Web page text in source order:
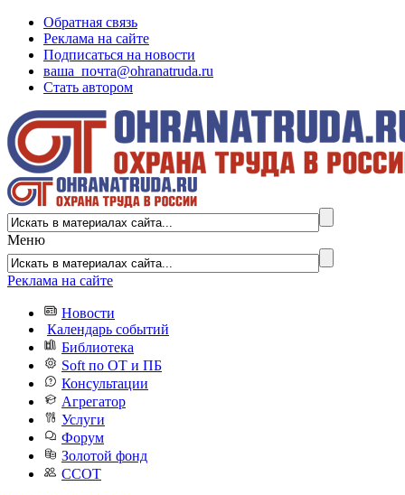
Обратная связь
Реклама на сайте
Подписаться на новости
ваша_почта@ohranatruda.ru
Стать автором
Меню
Реклама на сайте
Новости
Календарь событий
Библиотека
Soft по ОТ и ПБ
Консультации
Агрегатор
Услуги
Форум
Золотой фонд
ССОТ